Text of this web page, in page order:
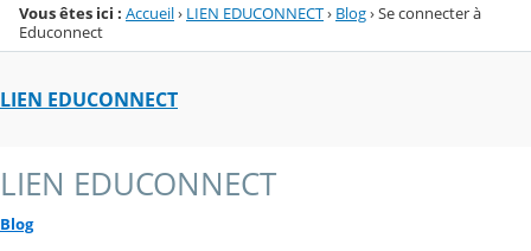
Vous êtes ici : Accueil› LIEN EDUCONNECT› Blog›Se connecter à
Educonnect
LIEN EDUCONNECT
LIEN EDUCONNECT
Blog